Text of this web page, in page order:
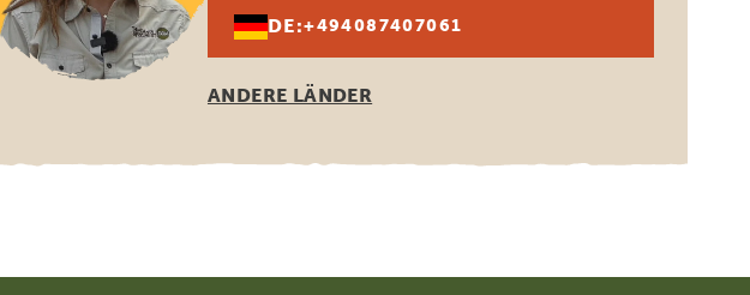
DE:+494087407061
ANDERE LÄNDER